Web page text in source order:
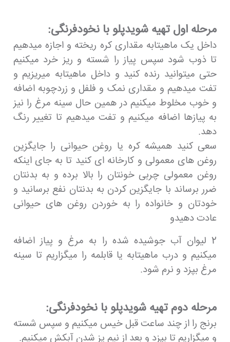
مرحله اول تهیه شویدپلو با نخودفرنگی:
داخل یک ماهیتابه مقداری کره ریخته و اجازه میدهیم
تا ذوب شود سپس پیاز را شسته و ریز خرد میکنیم
حتی میتوانید رنده کنید و داخل ماهیتابه میریزیم و
تفت میدهیم و مقداری نمک و فلفل و زردچوبه اضافه
و خوب مخلوط میکنیم در همین حال سینه مرغ را نیز
به پیازها اضافه میکنیم و تفت میدهیم تا تغییر رنگ
دهد.
سعی کنید همیشه کره یا روغن حیوانی را جایگزین
روغن های معمولی و کارخانه ای کنید تا به جای اینکه
روغن معمولی چربی خونتان را بالا برده و به بدنتان
ضرر برساند با جایگزین کردن به بدنتان نفع برسانید و
خودتان و خانواده را به خوردن روغن های حیوانی
عادت دهیدو
2 لیوان آب جوشیده شده را به مرغ و پیاز اضافه
میکنیم و درب ماهیتابه یا قابلمه را میگزاریم تا سینه
مرغ بپزد و نرم شود.
مرحله دوم تهیه شویدپلو با نخودفرنگی:
برنج را از چند ساعت قبل خیس میکنیم و سپس شسته
و میگزاریم تا بپزد و بعد از نیم پز شدن آبکش میکنیم.